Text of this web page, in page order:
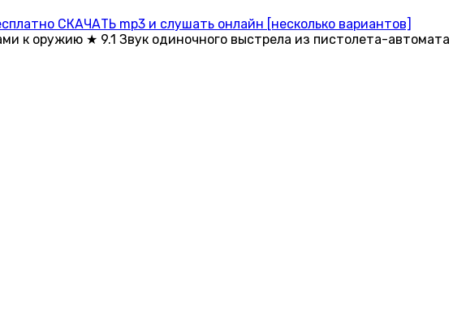
СКАЧАТЬ mp3 и слушать онлайн [несколько вариантов]
к оружию ★ 9.1 Звук одиночного выстрела из пистолета-автомата